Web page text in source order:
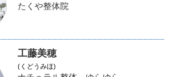
たくや整体院
工藤美穂
(くどうみほ)